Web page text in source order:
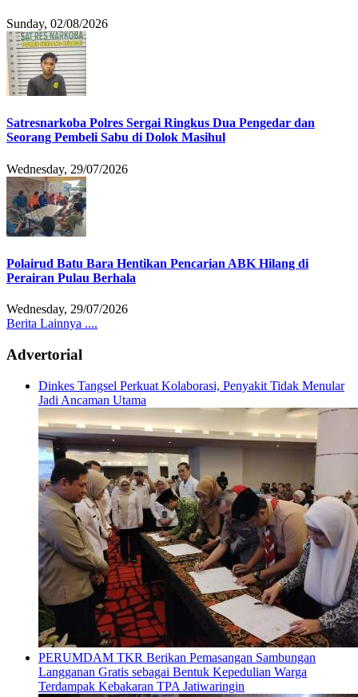
Sunday, 02/08/2026
Satresnarkoba Polres Sergai Ringkus Dua Pengedar dan
Seorang Pembeli Sabu di Dolok Masihul
Wednesday, 29/07/2026
Polairud Batu Bara Hentikan Pencarian ABK Hilang di
Perairan Pulau Berhala
Wednesday, 29/07/2026
Berita Lainnya ....
Advertorial
Dinkes Tangsel Perkuat Kolaborasi, Penyakit Tidak Menular
Jadi Ancaman Utama
PERUMDAM TKR Berikan Pemasangan Sambungan
Langganan Gratis sebagai Bentuk Kepedulian Warga
Terdampak Kebakaran TPA Jatiwaringin